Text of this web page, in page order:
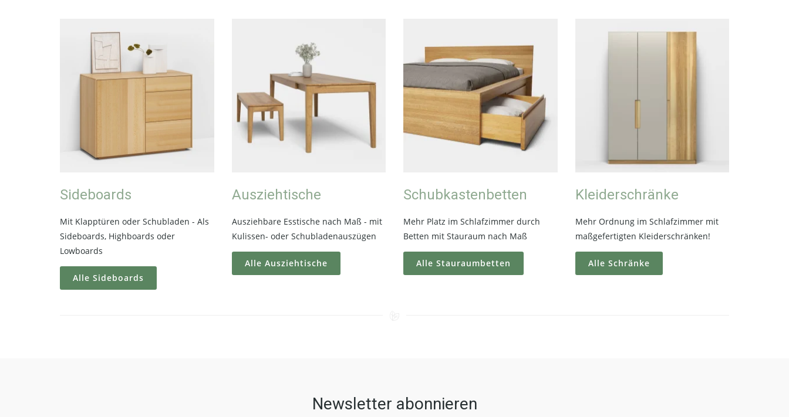
Sideboards
Mit Klapptüren oder Schubladen - Als
Sideboards, Highboards oder
Lowboards
Alle Sideboards
Ausziehtische
Ausziehbare Esstische nach Maß - mit
Kulissen- oder Schubladenauszügen
Alle Ausziehtische
Schubkastenbetten
Mehr Platz im Schlafzimmer durch
Betten mit Stauraum nach Maß
Alle Stauraumbetten
Kleiderschränke
Mehr Ordnung im Schlafzimmer mit
maßgefertigten Kleiderschränken!
Alle Schränke
Newsletter abonnieren